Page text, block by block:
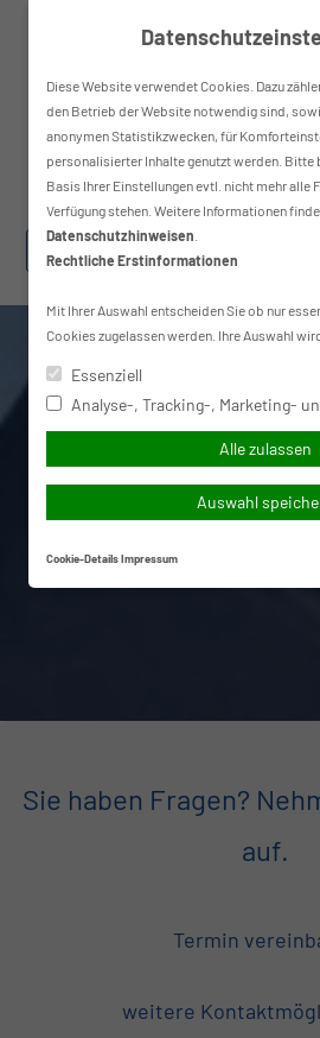
content
Suchen
nach:
↩
Sie haben Fragen?
auf.
Termin
weitere
Diese Website verwendet Cookies. Dazu
den Betrieb der Website notwendig sind,
anonymen Statistikzwecken, für
personalisierter Inhalte genutzt werden. Bitte
Basis Ihrer Einstellungen evtl. nicht mehr alle
Verfügung stehen. Weitere Informationen
Datenschutzhinweisen
Rechtliche Erstinformationen
Mit Ihrer Auswahl entscheiden Sie ob nur
Cookies zugelassen werden. Ihre Auswahl
Essenziell
Analyse-, Tracking-, Marketing-
Alle zulassen
Auswahl
Cookie-DetailsImpressum